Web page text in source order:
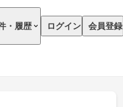
・履歴 ログイン 会員登録